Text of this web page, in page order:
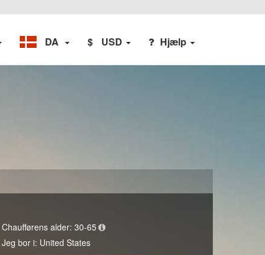
DA $ USD Hjælp
Chaufførens alder:30-65
Jeg bor i: United States